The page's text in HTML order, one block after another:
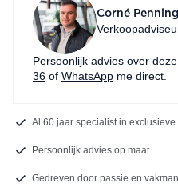
Corné Penning
Persoonlijk advies over
36 of WhatsApp me direct.
Al 60 jaar specialist in exclusieve
Persoonlijk advies op maat
Gedreven door passie en